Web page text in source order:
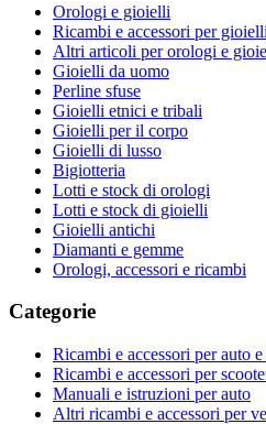
Orologi e gioielli
Ricambi e accessori per gioielli
Altri articoli per orologi e
Gioielli da uomo
Perline sfuse
Gioielli etnici e tribali
Gioielli per il corpo
Gioielli di lusso
Bigiotteria
Lotti e stock di orologi
Lotti e stock di gioielli
Gioielli antichi
Diamanti e gemme
Orologi, accessori e ricambi
Categorie
Ricambi e accessori per auto
Ricambi e accessori per
Manuali e istruzioni per auto
Altri ricambi e accessori per